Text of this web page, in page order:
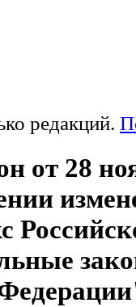
редакций.
от 28